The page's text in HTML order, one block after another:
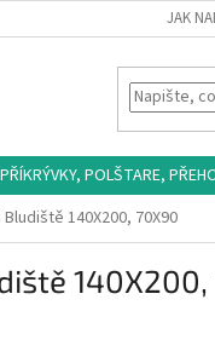
JAK
PŘÍKRÝVKY, POLŠTARE,
140X200, 70X90
140X200,